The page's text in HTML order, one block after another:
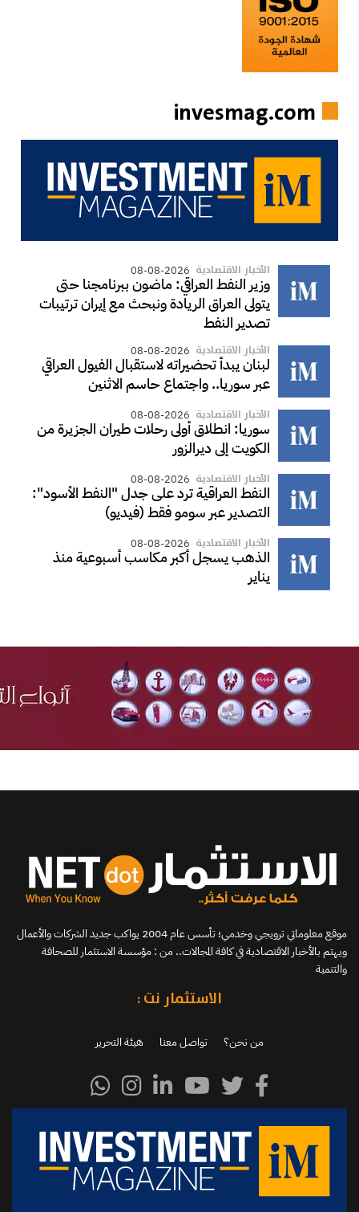
invesmag.com
الأخبار الاقتصادية 08-08-2026
وزير النفط العراقي: ماضون ببرنامجنا حتى
يتولى العراق الريادة ونبحث مع إيران ترتيبات
تصدير النفط
الأخبار الاقتصادية 08-08-2026
لبنان يبدأ تحضيراته لاستقبال الفيول العراقي
عبر سوريا.. واجتماع حاسم الاثنين
الأخبار الاقتصادية 08-08-2026
سوريا: انطلاق أولى رحلات طيران الجزيرة من
الكويت إلى ديرالزور
الأخبار الاقتصادية 08-08-2026
النفط العراقية ترد على جدل "النفط الأسود":
التصدير عبر سومو فقط (فيديو)
الأخبار الاقتصادية 08-08-2026
الذهب يسجل أكبر مكاسب أسبوعية منذ
يناير
موقع معلوماتي ترويجي وخدمي؛ تأسس عام 2004 يواكب جديد الشركات والأعمال
ويهتم بالأخبار الاقتصادية في كافة المجالات.. من : مؤسسة الاستثمار للصحافة
والتنمية
الاستثمار نت :
من نحن؟ تواصل معنا هيئة التحرير